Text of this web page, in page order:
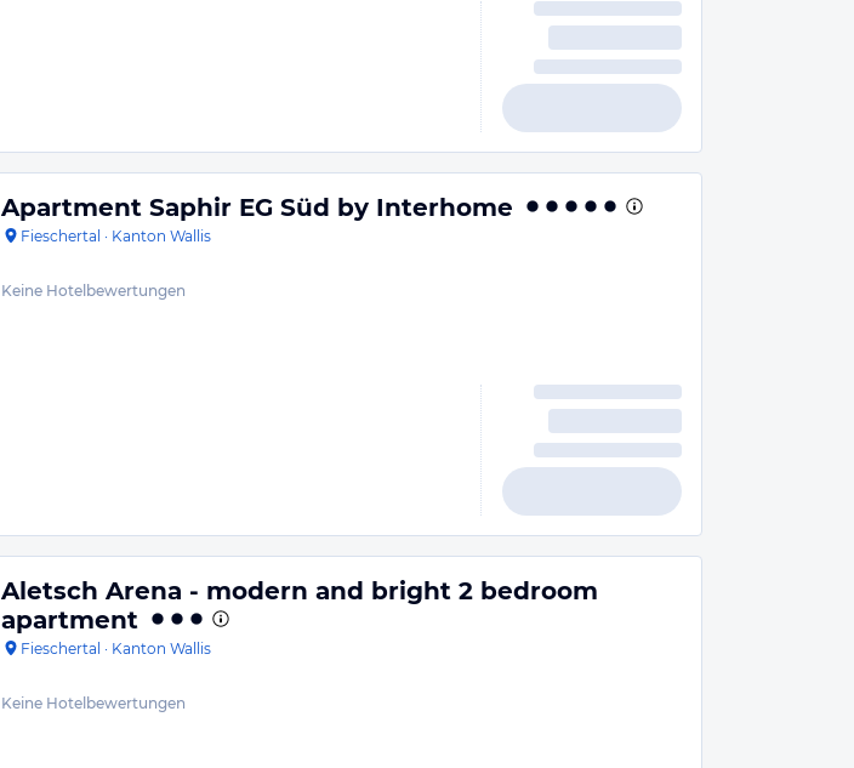
Apartment Saphir EG Süd by Interhome
Fieschertal · Kanton Wallis
Keine Hotelbewertungen
Aletsch Arena - modern and bright 2 bedroom
apartment
Fieschertal · Kanton Wallis
Keine Hotelbewertungen